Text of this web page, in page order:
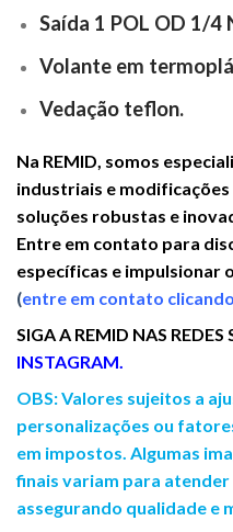
Saída 1 POL OD 1/4
Volante em
Vedação teflon.
Na REMID, somos
industriais e
soluções robustas e
Entre em contato para
específicas e impulsionar
(entre em contato
SIGA A REMID NAS REDES
INSTAGRAM.
OBS: Valores sujeitos a
personalizações ou
em impostos. Algumas
finais variam para
assegurando qualidade e